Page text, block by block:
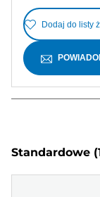
Dodaj do listy
Standardowe